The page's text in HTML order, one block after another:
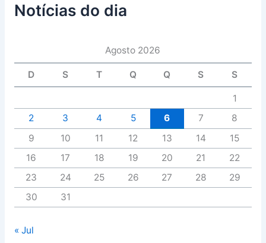
Notícias do dia
Agosto 2026
D S T Q Q S S
1
2
3 4 5 6 7
8
9
10 11 12 13 14
15
16
17 18 19 20 21
22
23
24 25 26 27 28
29
30
31
« Jul